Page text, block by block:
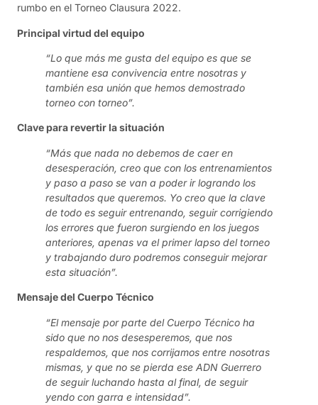
rumbo en el Torneo Clausura 2022.
Principal virtud del equipo
“Lo que más me gusta del equipo es que se
mantiene esa convivencia entre nosotras y
también esa unión que hemos demostrado
torneo con torneo”.
Clave para revertir la situación
“Más que nada no debemos de caer en
desesperación, creo que con los entrenamientos
y paso a paso se van a poder ir logrando los
resultados que queremos. Yo creo que la clave
de todo es seguir entrenando, seguir corrigiendo
los errores que fueron surgiendo en los juegos
anteriores, apenas va el primer lapso del torneo
y trabajando duro podremos conseguir mejorar
esta situación”.
Mensaje del Cuerpo Técnico
“El mensaje por parte del Cuerpo Técnico ha
sido que no nos desesperemos, que nos
respaldemos, que nos corrijamos entre nosotras
mismas, y que no se pierda ese ADN Guerrero
de seguir luchando hasta al final, de seguir
yendo con garra e intensidad”.